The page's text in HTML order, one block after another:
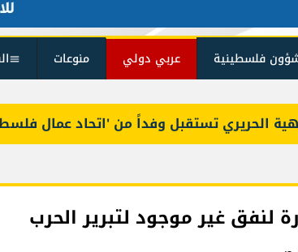
فلسطينية عربي دولي منوعات
تستقبل وفداً من 'اتحاد عمال فلسطين
لنفق غير موجود لتبرير الحرب